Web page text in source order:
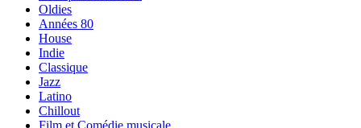
Oldies
Années 80
House
Indie
Classique
Jazz
Latino
Chillout